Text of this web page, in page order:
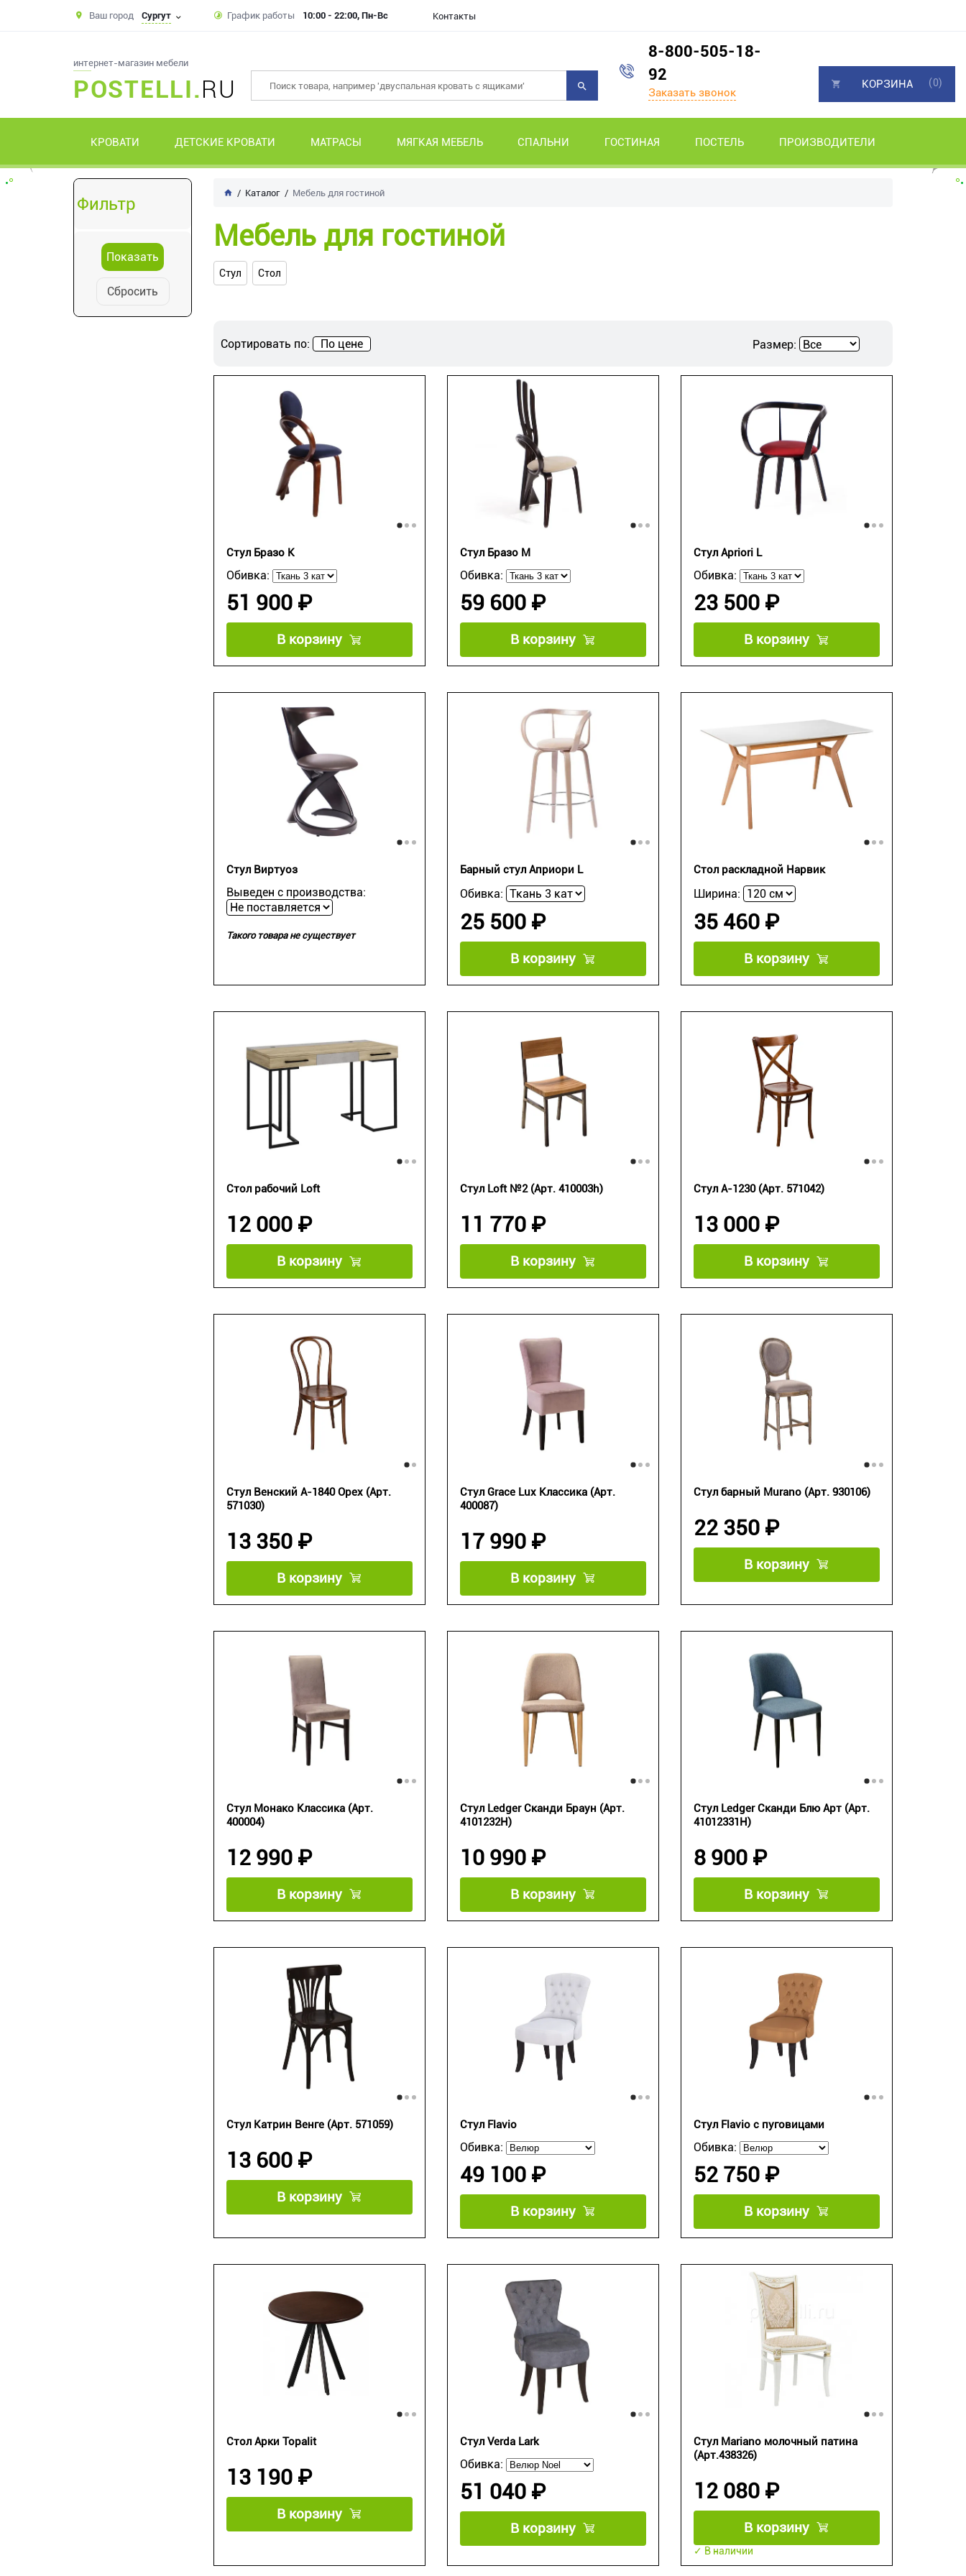
Ваш город Сургут График работы 10:00 - 22:00, Пн-Вс Контакты
интернет-магазин мебели
POSTELLI.RU
8-800-505-18-
92
Заказать звонок
КРОВАТИ ДЕТСКИЕ КРОВАТИ МАТРАСЫ МЯГКАЯ МЕБЕЛЬ СПАЛЬНИ ГОСТИНАЯ ПОСТЕЛЬ ПРОИЗВОДИТЕЛИ
КОРЗИНА (0)
Фильтр
Сбросить
Каталог Мебель для гостиной
Мебель для гостиной
Стул Стол
Сортировать по: По цене Размер:
Стул Бразо К
Обивка:
51 900 ₽
В корзину
Стул Бразо М
Обивка:
59 600 ₽
В корзину
Стул Apriori L
Обивка:
23 500 ₽
В корзину
Стул Виртуоз
Выведен с производства:
Такого товара не существует
Барный стул Априори L
Обивка:
25 500 ₽
В корзину
Стол раскладной Нарвик
Ширина:
35 460 ₽
В корзину
Стол рабочий Loft
12 000 ₽
В корзину
Стул Loft №2 (Арт. 410003h)
11 770 ₽
В корзину
Стул А-1230 (Арт. 571042)
13 000 ₽
В корзину
Стул Венский А-1840 Орех (Арт.
571030)
13 350 ₽
В корзину
Стул Grace Lux Классика (Арт.
400087)
17 990 ₽
В корзину
Стул барный Murano (Арт. 930106)
22 350 ₽
В корзину
Стул Монако Классика (Арт.
400004)
12 990 ₽
В корзину
Стул Ledger Сканди Браун (Арт.
4101232H)
10 990 ₽
В корзину
Стул Ledger Сканди Блю Арт (Арт.
41012331H)
8 900 ₽
В корзину
Стул Катрин Венге (Арт. 571059)
13 600 ₽
В корзину
Стул Flavio
Обивка:
49 100 ₽
В корзину
Стул Flavio с пуговицами
Обивка:
52 750 ₽
В корзину
Стол Арки Topalit
13 190 ₽
В корзину
Стул Verda Lark
Обивка:
51 040 ₽
В корзину
Стул Mariano молочный патина
(Арт.438326)
12 080 ₽
В корзину
✓ В наличии